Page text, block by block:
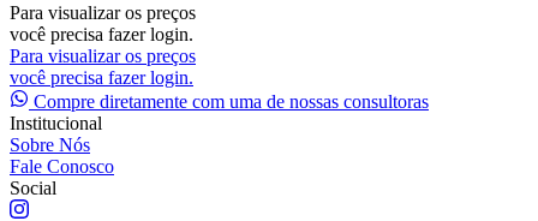
Para visualizar os preços
você precisa fazer login.
Para visualizar os preços
você precisa fazer login.
Compre diretamente com uma de nossas consultoras
Institucional
Sobre Nós
Fale Conosco
Social